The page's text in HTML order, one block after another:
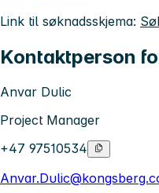
Link til søknadsskjema:
Kontaktperson
Anvar Dulic
Project Manager
+47 97510534